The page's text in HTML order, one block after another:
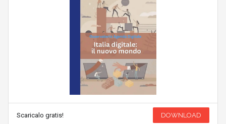
Scaricalo gratis! DOWNLOAD